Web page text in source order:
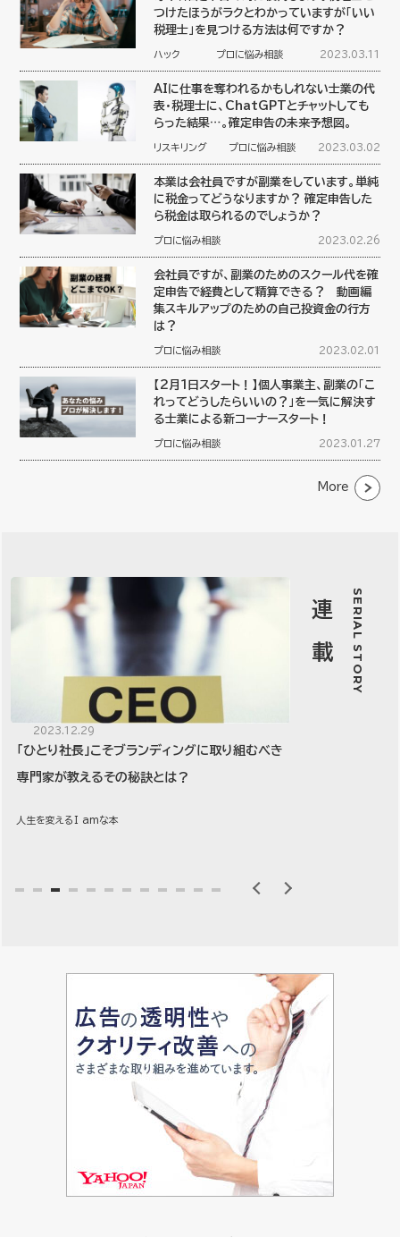
つけたほうがラクとわかっていますが「いい
税理士」を見つける方法は何ですか？
ハック プロに悩み相談 2023.03.11
AIに仕事を奪われるかもしれない士業の代
表・税理士に、ChatGPTとチャットしても
らった結果…。確定申告の未来予想図。
リスキリング プロに悩み相談 2023.03.02
本業は会社員ですが副業をしています。単純
に税金ってどうなりますか？ 確定申告した
ら税金は取られるのでしょうか？
プロに悩み相談 2023.02.26
会社員ですが、副業のためのスクール代を確
定申告で経費として精算できる？ 動画編
集スキルアップのための自己投資金の行方
は？
プロに悩み相談 2023.02.01
【2月1日スタート！】個人事業主、副業の「こ
れってどうしたらいいの？」を一気に解決す
る士業による新コーナースタート！
プロに悩み相談 2023.01.27
More
SERIAL STORY
連載
2023.12.29
「ひとり社長」こそブランディングに取り組むべき
専門家が教えるその秘訣とは？
人生を変えるI amな本